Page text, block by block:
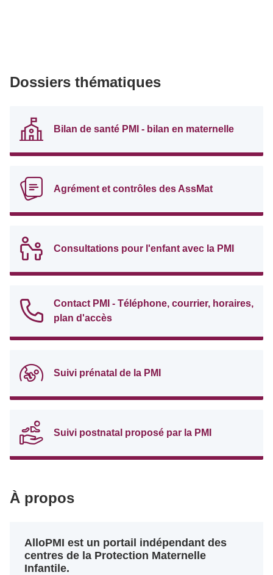
Dossiers thématiques
Bilan de santé PMI - bilan en maternelle
Agrément et contrôles des AssMat
Consultations pour l'enfant avec la PMI
Contact PMI - Téléphone, courrier, horaires,
plan d'accès
Suivi prénatal de la PMI
Suivi postnatal proposé par la PMI
À propos
AlloPMI est un portail indépendant des
centres de la Protection Maternelle
Infantile.